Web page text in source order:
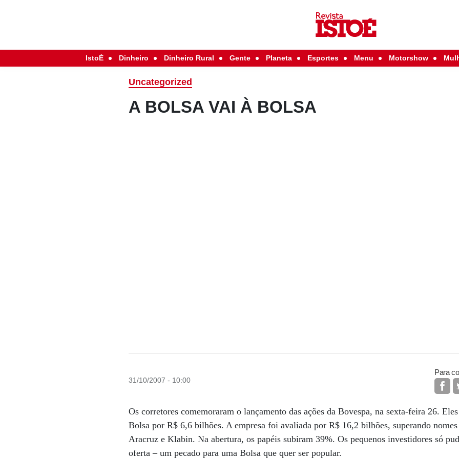
IstoÉ Dinheiro Dinheiro Rural Gente Planeta Esportes Menu Motorshow
Uncategorized
A BOLSA VAI À BOLSA
31/10/2007 - 10:00
Para
Os corretores comemoraram o lançamento das ações da Bovespa, na sexta-feira 26.
Bolsa por R$ 6,6 bilhões. A empresa foi avaliada por R$ 16,2 bilhões, superando
Aracruz e Klabin. Na abertura, os papéis subiram 39%. Os pequenos investidores só
oferta – um pecado para uma Bolsa que quer ser popular.